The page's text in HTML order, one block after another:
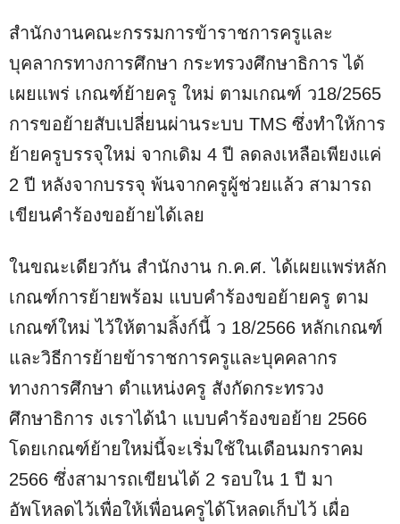
สำนักงานคณะกรรมการข้าราชการครูและ
บุคลากรทางการศึกษา กระทรวงศึกษาธิการ ได้
เผยแพร่ เกณฑ์ย้ายครู ใหม่ ตามเกณฑ์ ว18/2565
การขอย้ายสับเปลี่ยนผ่านระบบ TMS ซึ่งทำให้การ
ย้ายครูบรรจุใหม่ จากเดิม 4 ปี ลดลงเหลือเพียงแค่
2 ปี หลังจากบรรจุ พ้นจากครูผู้ช่วยแล้ว สามารถ
เขียนคำร้องขอย้ายได้เลย
ในขณะเดียวกัน สำนักงาน ก.ค.ศ. ได้เผยแพร่หลัก
เกณฑ์การย้ายพร้อม แบบคำร้องขอย้ายครู ตาม
เกณฑ์ใหม่ ไว้ให้ตามลิ้งก์นี้ ว 18/2566 หลักเกณฑ์
และวิธีการย้ายข้าราชการครูและบุคคลากร
ทางการศึกษา ตำแหน่งครู สังกัดกระทรวง
ศึกษาธิการ งเราได้นำ แบบคำร้องขอย้าย 2566
โดยเกณฑ์ย้ายใหม่นี้จะเริ่มใช้ในเดือนมกราคม
2566 ซึ่งสามารถเขียนได้ 2 รอบใน 1 ปี มา
อัพโหลดไว้เพื่อให้เพื่อนครูได้โหลดเก็บไว้ เผื่อ